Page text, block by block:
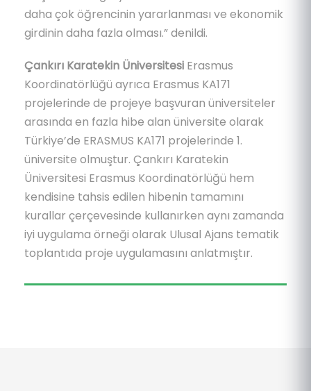
daha çok öğrencinin yararlanması ve ekonomik
girdinin daha fazla olması.” denildi.
Çankırı Karatekin Üniversitesi Erasmus
Koordinatörlüğü ayrıca Erasmus KA171
projelerinde de projeye başvuran üniversiteler
arasında en fazla hibe alan üniversite olarak
Türkiye’de ERASMUS KA171 projelerinde 1.
üniversite olmuştur. Çankırı Karatekin
Üniversitesi Erasmus Koordinatörlüğü hem
kendisine tahsis edilen hibenin tamamını
kurallar çerçevesinde kullanırken aynı zamanda
iyi uygulama örneği olarak Ulusal Ajans tematik
toplantıda proje uygulamasını anlatmıştır.